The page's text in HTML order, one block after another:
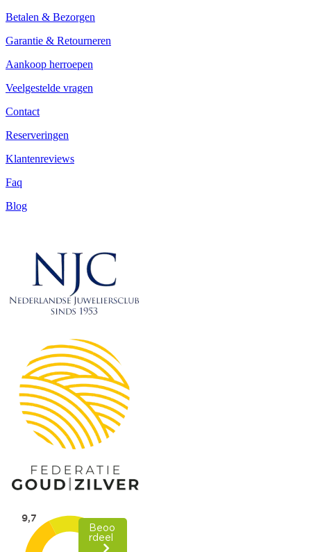
Betalen & Bezorgen
Garantie & Retourneren
Aankoop herroepen
Veelgestelde vragen
Contact
Reserveringen
Klantenreviews
Faq
Blog